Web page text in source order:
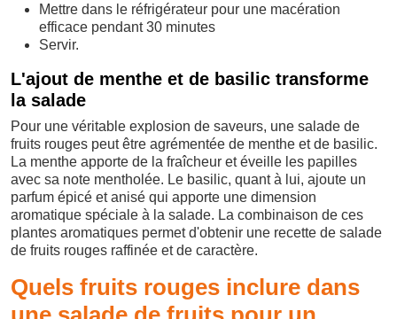
Mettre dans le réfrigérateur pour une macération
efficace pendant 30 minutes
Servir.
L'ajout de menthe et de basilic transforme
la salade
Pour une véritable explosion de saveurs, une salade de
fruits rouges peut être agrémentée de menthe et de basilic.
La menthe apporte de la fraîcheur et éveille les papilles
avec sa note mentholée. Le basilic, quant à lui, ajoute un
parfum épicé et anisé qui apporte une dimension
aromatique spéciale à la salade. La combinaison de ces
plantes aromatiques permet d'obtenir une recette de salade
de fruits rouges raffinée et de caractère.
Quels fruits rouges inclure dans